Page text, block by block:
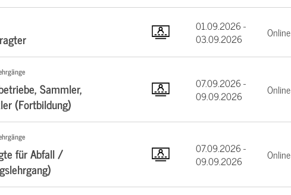
01.09.2026 -
03.09.2026
Online
Sammler,
(Fortbildung)
07.09.2026 -
09.09.2026
Online
für Abfall /
07.09.2026 -
09.09.2026
Online